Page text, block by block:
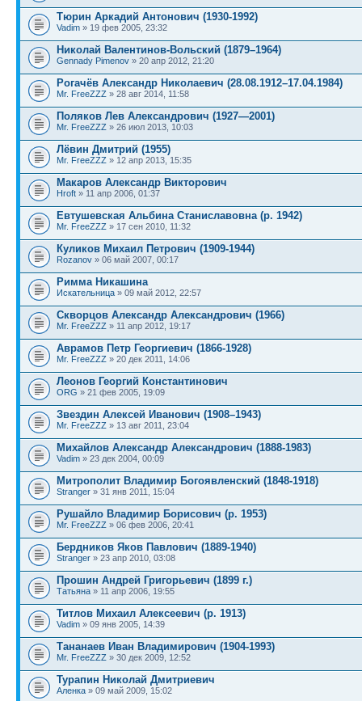
Тюрин Аркадий Антонович (1930-1992)
Vadim » 19 фев 2005, 23:32
Николай Валентинов-Вольский (1879–1964)
Gennady Pimenov » 20 апр 2012, 21:20
Рогачёв Александр Николаевич (28.08.1912–17.04.1984)
Mr. FreeZZZ » 28 авг 2014, 11:58
Поляков Лев Александрович (1927—2001)
Mr. FreeZZZ » 26 июл 2013, 10:03
Лёвин Дмитрий (1955)
Mr. FreeZZZ » 12 апр 2013, 15:35
Макаров Александр Викторович
Hroft » 11 апр 2006, 01:37
Евтушевская Альбина Станиславовна (р. 1942)
Mr. FreeZZZ » 17 сен 2010, 11:32
Куликов Михаил Петрович (1909-1944)
Rozanov » 06 май 2007, 00:17
Римма Никашина
Искательница » 09 май 2012, 22:57
Скворцов Александр Александрович (1966)
Mr. FreeZZZ » 11 апр 2012, 19:17
Аврамов Петр Георгиевич (1866-1928)
Mr. FreeZZZ » 20 дек 2011, 14:06
Леонов Георгий Константинович
ORG » 21 фев 2005, 19:09
Звездин Алексей Иванович (1908–1943)
Mr. FreeZZZ » 13 авг 2011, 23:04
Михайлов Александр Александрович (1888-1983)
Vadim » 23 дек 2004, 00:09
Митрополит Владимир Богоявленский (1848-1918)
Stranger » 31 янв 2011, 15:04
Рушайло Владимир Борисович (р. 1953)
Mr. FreeZZZ » 06 фев 2006, 20:41
Бердников Яков Павлович (1889-1940)
Stranger » 23 апр 2010, 03:08
Прошин Андрей Григорьевич (1899 г.)
Татьяна » 11 апр 2006, 19:55
Титлов Михаил Алексеевич (р. 1913)
Vadim » 09 янв 2005, 14:39
Тананаев Иван Владимирович (1904-1993)
Mr. FreeZZZ » 30 дек 2009, 12:52
Турапин Николай Дмитриевич
Аленка » 09 май 2009, 15:02